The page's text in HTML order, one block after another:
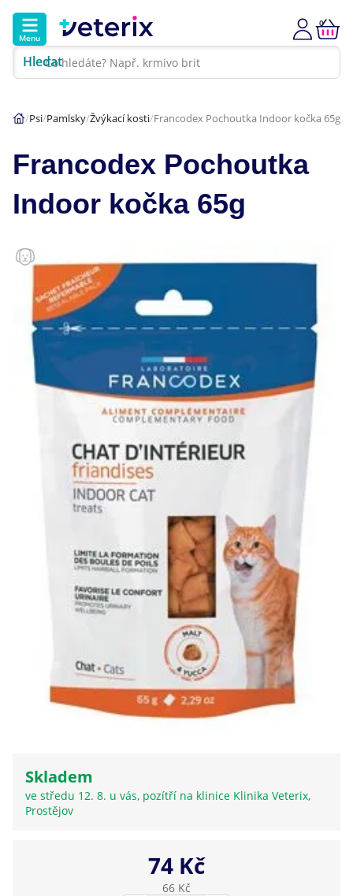
Menu
Hledat
0
Akce
Psi
Kočky
Veterinární diety
Dárkové poukazy
Klinika Veterix
(Po–Pá, 9–19h; So–Ne, 9–14h)
info@veterix.cz
E-shop Veterix
(Po–Pá, 8–15h)
eshop@veterix.cz
Psi Pamlsky Žvýkací kosti Francodex Pochoutka Indoor kočka 65g
Francodex Pochoutka
Indoor kočka 65g
Skladem
ve středu 12. 8. u vás, pozítří na klinice Klinika Veterix,
Prostějov
74 Kč
66 Kč